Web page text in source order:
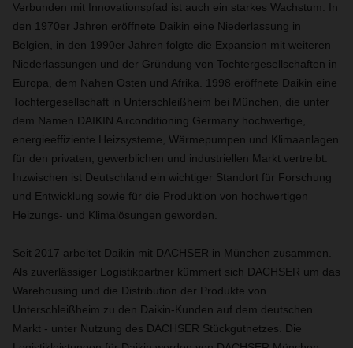
Verbunden mit Innovationspfad ist auch ein starkes Wachstum. In
den 1970er Jahren eröffnete Daikin eine Niederlassung in
Belgien, in den 1990er Jahren folgte die Expansion mit weiteren
Niederlassungen und der Gründung von Tochtergesellschaften in
Europa, dem Nahen Osten und Afrika. 1998 eröffnete Daikin eine
Tochtergesellschaft in Unterschleißheim bei München, die unter
dem Namen DAIKIN Airconditioning Germany hochwertige,
energieeffiziente Heizsysteme, Wärmepumpen und Klimaanlagen
für den privaten, gewerblichen und industriellen Markt vertreibt.
Inzwischen ist Deutschland ein wichtiger Standort für Forschung
und Entwicklung sowie für die Produktion von hochwertigen
Heizungs- und Klimalösungen geworden.
Seit 2017 arbeitet Daikin mit DACHSER in München zusammen.
Als zuverlässiger Logistikpartner kümmert sich DACHSER um das
Warehousing und die Distribution der Produkte von
Unterschleißheim zu den Daikin-Kunden auf dem deutschen
Markt - unter Nutzung des DACHSER Stückgutnetzes. Die